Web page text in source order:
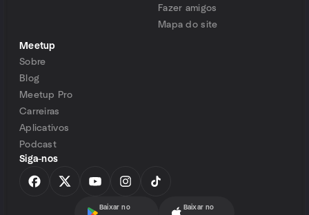
Fazer amigos
Mapa do site
Meetup
Sobre
Blog
Meetup Pro
Carreiras
Aplicativos
Podcast
Siga-nos
Baixar no Baixar no